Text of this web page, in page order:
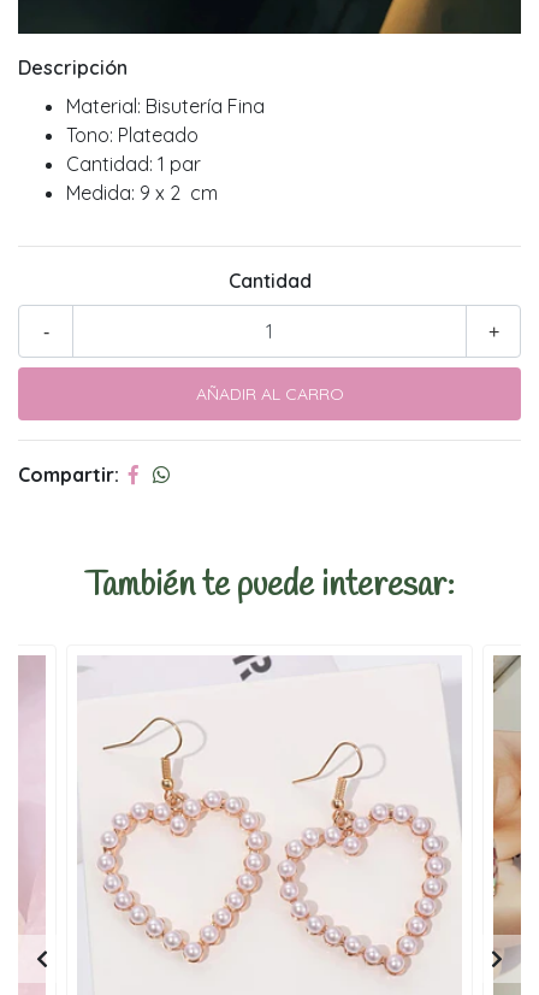
Descripción
Material: Bisutería Fina
Tono: Plateado
Cantidad: 1 par
Medida: 9 x 2 cm
Cantidad
+
-
Compartir:
También te puede interesar: